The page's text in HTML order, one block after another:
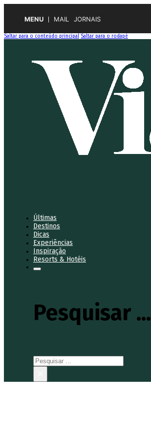
MENU MAIL JORNAIS
Saltar para o conteúdo principal Saltar para o rodapé
Últimas
Destinos
Dicas
Experiências
Inspiração
Resorts & Hotéis
Pesquisar ...
Pesquisar